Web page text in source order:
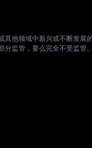
其他领域中新兴或不断发
监管，要么完全不受监